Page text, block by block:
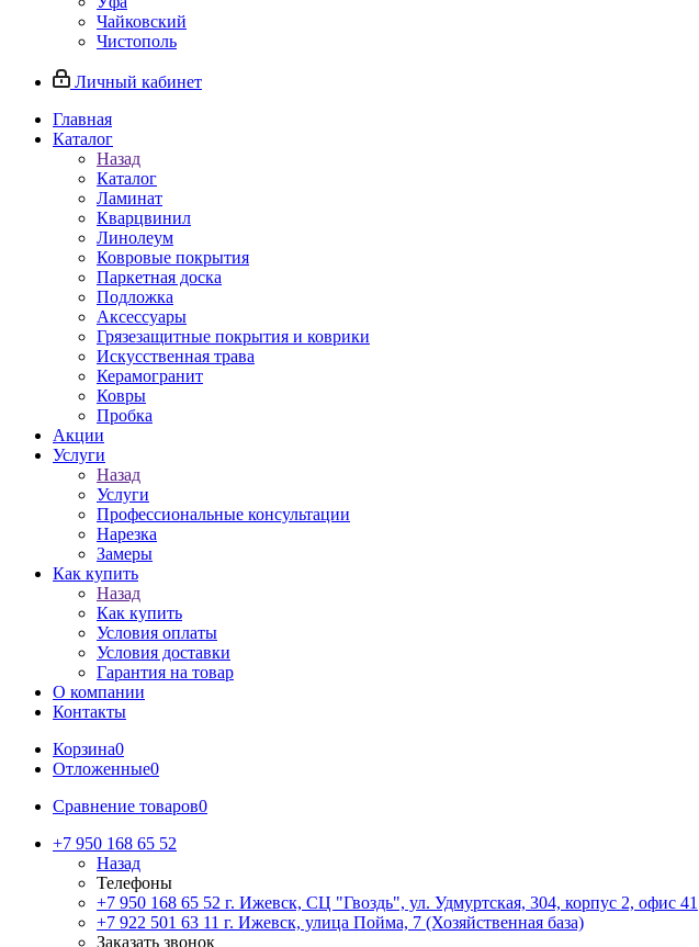
Чайковский
Чистополь
Личный кабинет
Главная
Каталог
Назад
Каталог
Ламинат
Кварцвинил
Линолеум
Ковровые покрытия
Паркетная доска
Подложка
Аксессуары
Грязезащитные покрытия и коврики
Искусственная трава
Керамогранит
Ковры
Пробка
Акции
Услуги
Назад
Услуги
Профессиональные консультации
Нарезка
Замеры
Как купить
Назад
Как купить
Условия оплаты
Условия доставки
Гарантия на товар
О компании
Контакты
Корзина0
Отложенные0
Сравнение товаров0
+7 950 168 65 52
Назад
Телефоны
+7 950 168 65 52 г. Ижевск, СЦ "Гвоздь", ул. Удмуртская, 304, корпус 2, офис 41
+7 922 501 63 11 г. Ижевск, улица Пойма, 7 (Хозяйственная база)
Заказать звонок